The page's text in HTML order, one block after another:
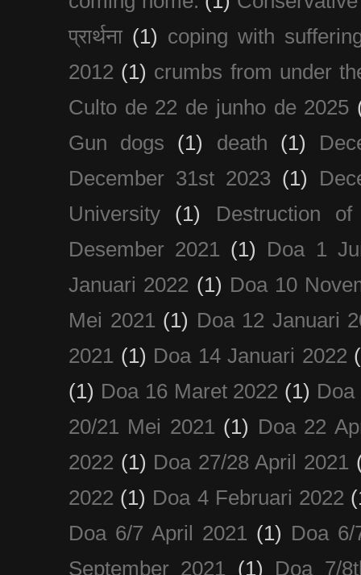
प्रार्थना (1) coping with
2012 (1) crumbs from under
Culto de 22 de junho de 2025
Gun dogs
(1) death (1)
December 31st 2023 (1)
University
(1)
Destruction
Desember 2021 (1)
Doa 1
Januari 2022 (1) Doa 10
Mei 2021 (1) Doa 12 Januari
2021 (1) Doa 14 Januari 2022
(1) Doa 16 Maret 2022 (1) Doa
20/21 Mei 2021 (1) Doa 22
2022 (1) Doa 27/28 April 2021
2022 (1) Doa 4 Februari 2022
Doa 6/7 April 2021 (1) Doa
September 2021
(1) Doa 7/